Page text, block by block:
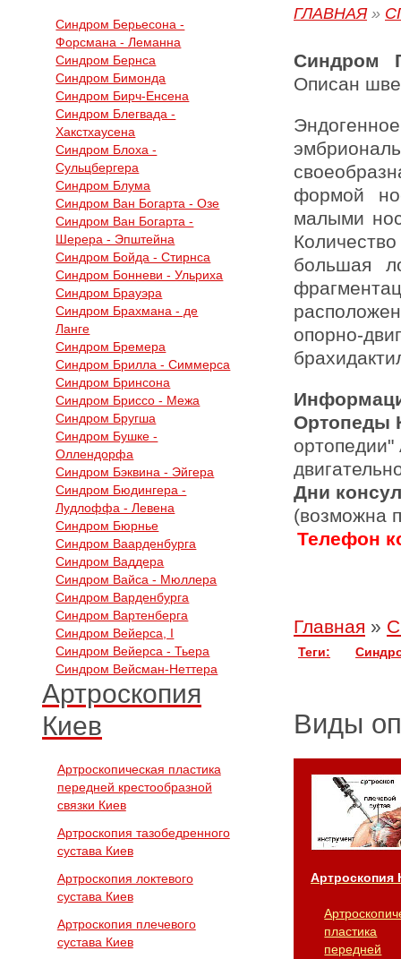
Синдром Берьесона -
Форсмана - Леманна
Синдром Бернса
Синдром Бимонда
Синдром Бирч-Енсена
Синдром Блегвада -
Хакстхаусена
Синдром Блоха -
Сульцбергера
Синдром Блума
Синдром Ван Богарта - Озе
Синдром Ван Богарта -
Шерера - Эпштейна
Синдром Бойда - Стирнса
Синдром Бонневи - Ульриха
Синдром Брауэра
Синдром Брахмана - де
Ланге
Синдром Бремера
Синдром Брилла - Симмерса
Синдром Бринсона
Синдром Бриссо - Межа
Синдром Бругша
Синдром Бушке -
Оллендорфа
Синдром Бэквина - Эйгера
Синдром Бюдингера -
Лудлоффа - Левена
Синдром Бюрнье
Синдром Ваарденбурга
Синдром Ваддера
Синдром Вайса - Мюллера
Синдром Варденбурга
Синдром Вартенберга
Синдром Вейерса, I
Синдром Вейерса - Тьера
Синдром Вейсман-Неттера
Артроскопия
Киев
Артроскопическая пластика
передней крестообразной
связки Киев
Артроскопия тазобедренного
сустава Киев
Артроскопия локтевого
сустава Киев
Артроскопия плечевого
сустава Киев
ГЛАВНАЯ»
Синдром
Описан
формой
малыми
большая
опорно-
Ортопеды
Дни
(возможна
Телефон
Главная »
Теги:
Виды
Артроскопия
пластика
передней